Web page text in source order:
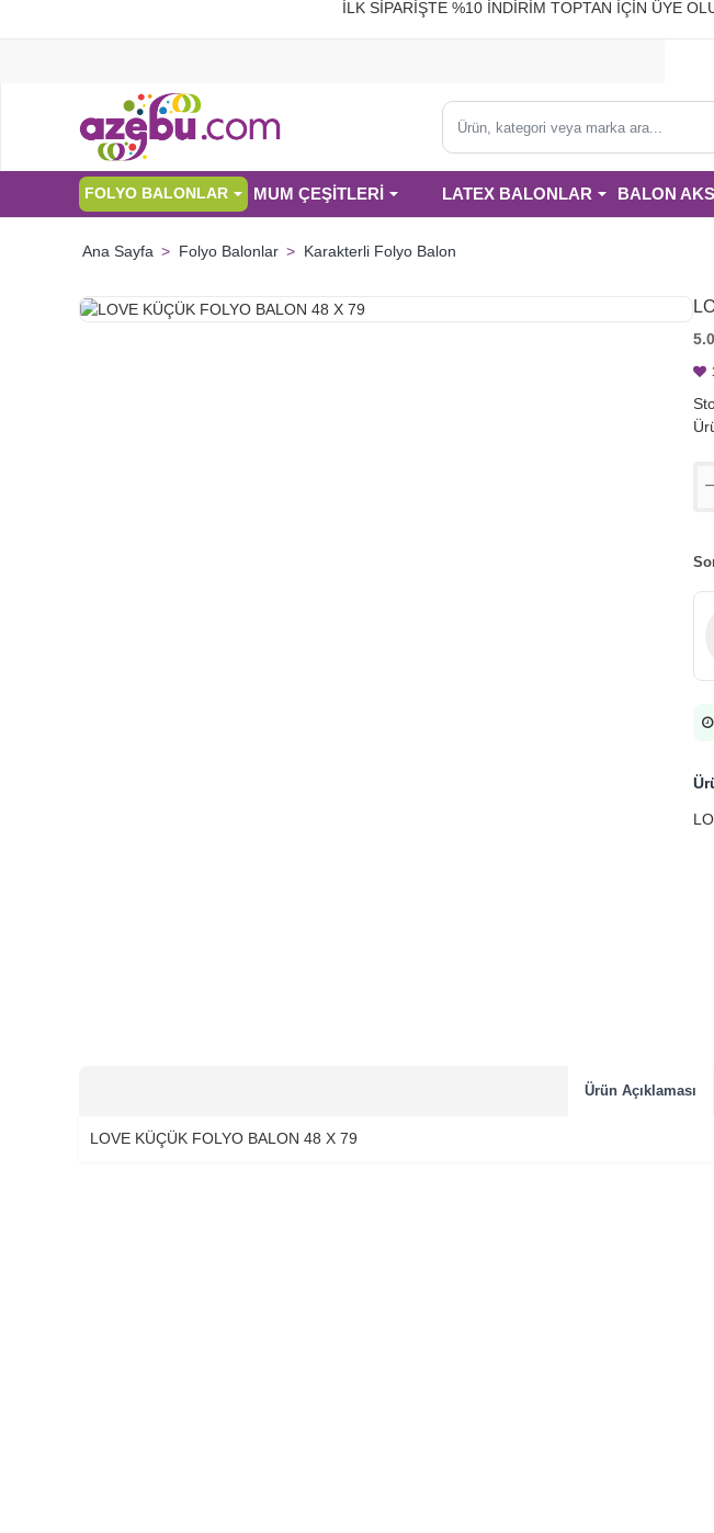
İLK SİPARİŞTE %10 İNDİRİM TOPTAN İÇİN
Ürün,
kategori
marka
FOLYO BALONLAR MUM ÇEŞİTLERİ LATEX BALONLAR BALON
Folyo Balonlar Karakterli Folyo Balon
5.0
Ürün Açıklaması
LOVE KÜÇÜK FOLYO BALON 48 X 79